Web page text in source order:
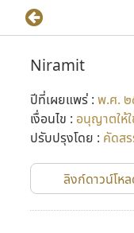
Niramit
ปีที่เผยแพร่ : พ.ศ. ๒
เงื่อนไข : อนุญาตให้
ปรับปรุงโดย : คัดส
ลิงก์ดาวน์โห